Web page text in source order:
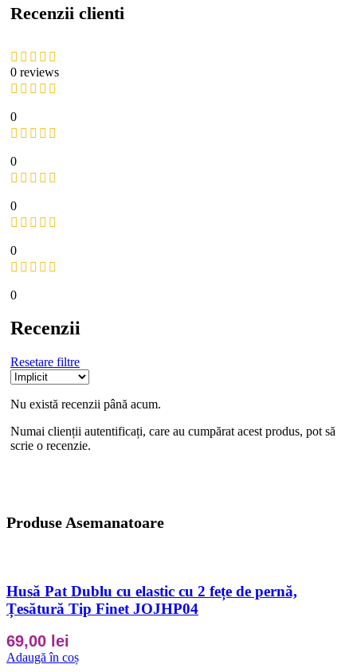
Recenzii clienti
0 reviews
0
0
0
0
0
Recenzii
Resetare filtre
Nu există recenzii până acum.
Numai clienții autentificați, care au cumpărat acest produs, pot să
scrie o recenzie.
Produse Asemanatoare
Husă Pat Dublu cu elastic cu 2 fețe de pernă,
Țesătură Tip Finet JOJHP04
69,00 lei
Adaugă în coș